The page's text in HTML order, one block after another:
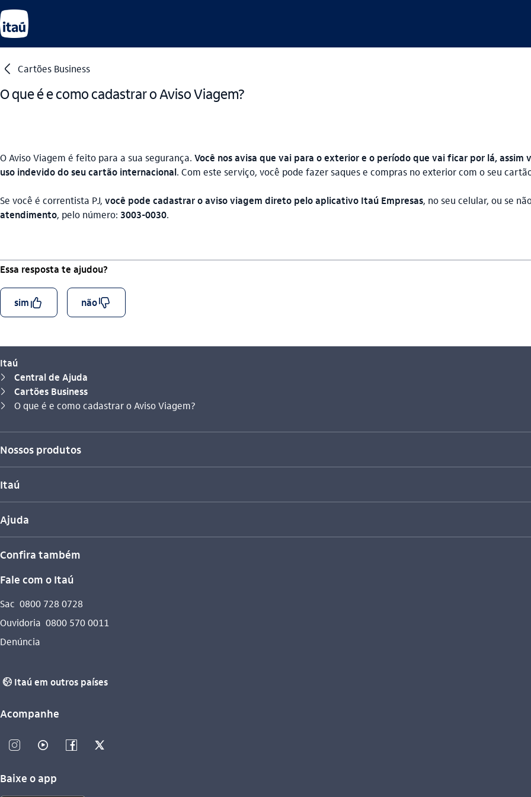
seta_esquerda Cartões Business
O que é e como cadastrar o Aviso Viagem?
O Aviso Viagem é feito para a sua segurança. Você nos avisa que vai para o exterior e o período que vai ficar por lá,
uso indevido do seu cartão internacional. Com este serviço, você pode fazer saques e compras no exterior com o seu
Se você é correntista PJ, você pode cadastrar o aviso viagem direto pelo aplicativo Itaú Empresas, no seu celular, ou se
atendimento, pelo número: 3003-0030.
Essa resposta te ajudou?
simcurtir_outline nãodescurtir_outline
Itaú
seta_direita Central de Ajuda
seta_direita Cartões Business
seta_direita
Você está aqui:
O que é e como cadastrar o Aviso Viagem?
Nossos produtos
Itaú
Ajuda
Confira também
Fale com o Itaú
Sac 0800 728 0728
Ouvidoria 0800 570 0011
Denúncia
globo_outline Itaú em outros países
Acompanhe
instagram_outline video_outline facebook_outline twitter_outline
Baixe o app